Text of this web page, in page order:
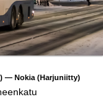
— Nokia (Harjuniitty)